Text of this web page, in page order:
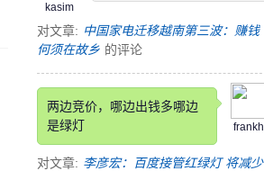
kasim
对文章: 中国家电迁移越南第三波：赚钱
何须在故乡 的评论
frankh
两边竞价，哪边出钱多哪边
是绿灯
对文章: 李彦宏：百度接管红绿灯 将减少